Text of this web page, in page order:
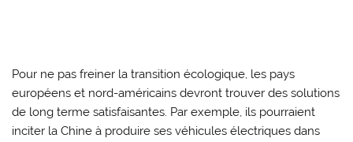
Pour ne pas freiner la transition écologique, les pays
européens et nord-américains devront trouver des solutions
de long terme satisfaisantes. Par exemple, ils pourraient
inciter la Chine à produire ses véhicules électriques dans